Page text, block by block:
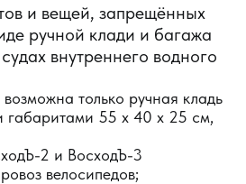
и вещей, запрещённых
ручной клади и багажа
внутреннего водного
только ручная кладь
габаритами 55 х 40 х 25 см,
2 и ВосходЪ-3
велосипедов;